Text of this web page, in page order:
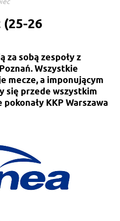
26
za sobą zespoły z
Wszystkie
mecze, a imponującym
się przede wszystkim
KKP Warszawa